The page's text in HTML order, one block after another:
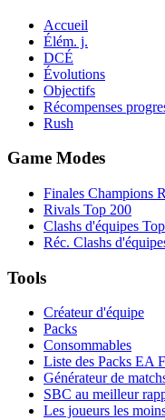
Accueil
Élém. j.
DCÉ
Évolutions
Objectifs
Récompenses
Rush
Game Modes
Finales Champions
Rivals Top 200
Clashs d'équipes
Réc. Clashs
Tools
Créateur d'équipe
Packs
Consommables
Liste des Packs EA
Générateur de
SBC au meilleur
Les joueurs les